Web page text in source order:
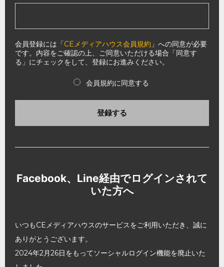
会員登録には「CEメディアハウス会員規約 」への同意が必要
です。内容をご確認の上、ご同意いただける場合「同意す
る」にチェックをして、登録にお進みください。
会員規約に同意する
登録する
Facebook、Line経由でログインされて
いた方へ
いつもCEメディアハウスのサービスをご利用いただき、誠に
ありがとうございます。
2024年2月26日をもってソーシャルログイン機能を廃止いた